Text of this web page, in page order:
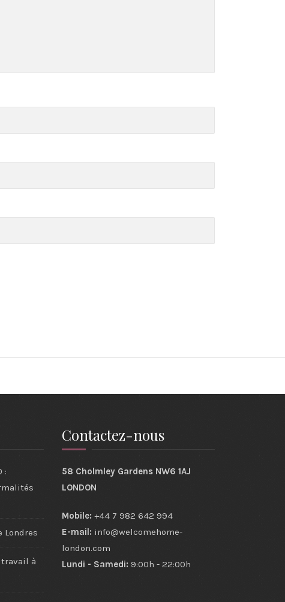
:
Londres
à
Contactez-nous
58 Cholmley Gardens NW6 1AJ
LONDON
Mobile: +44 7 982 642 994
E-mail: info@welcomehome-
london.com
Lundi - Samedi: 9:00h - 22:00h